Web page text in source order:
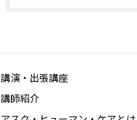
講演・出張講座
講師紹介